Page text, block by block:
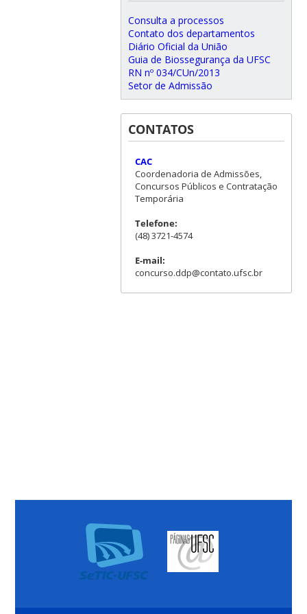
Consulta a processos
Contato dos departamentos
Diário Oficial da União
Guia de Biossegurança da UFSC
RN nº 034/CUn/2013
Setor de Admissão
CONTATOS
CAC
Coordenadoria de Admissões,
Concursos Públicos e Contratação
Temporária
Telefone:
(48) 3721-4574
E-mail:
concurso.ddp@contato.ufsc.br